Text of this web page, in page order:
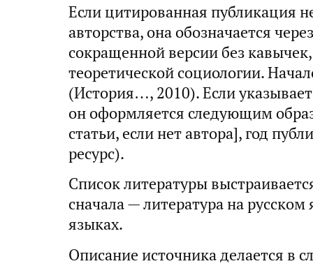
Если цитированная публикация
авторства, она обозначается
сокращенной версии без
теоретической социологии.
(История…, 2010). Если
он оформляется следующим
статьи, если нет автора], год
ресурс).
Список литературы
сначала — литература на
языках.
Описание источника делается в